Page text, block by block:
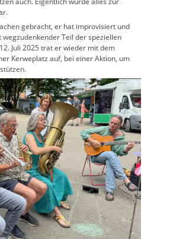
gebracht, er hat improvisiert und
Teil der speziellen
Juli 2025 trat er wieder mit dem
Kerweplatz auf, bei einer Aktion, um